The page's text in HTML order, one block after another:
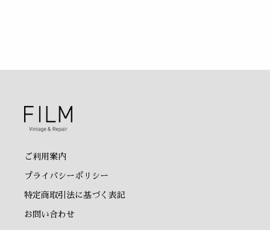
ご利用案内
プライバシーポリシー
特定商取引法に基づく表記
お問い合わせ